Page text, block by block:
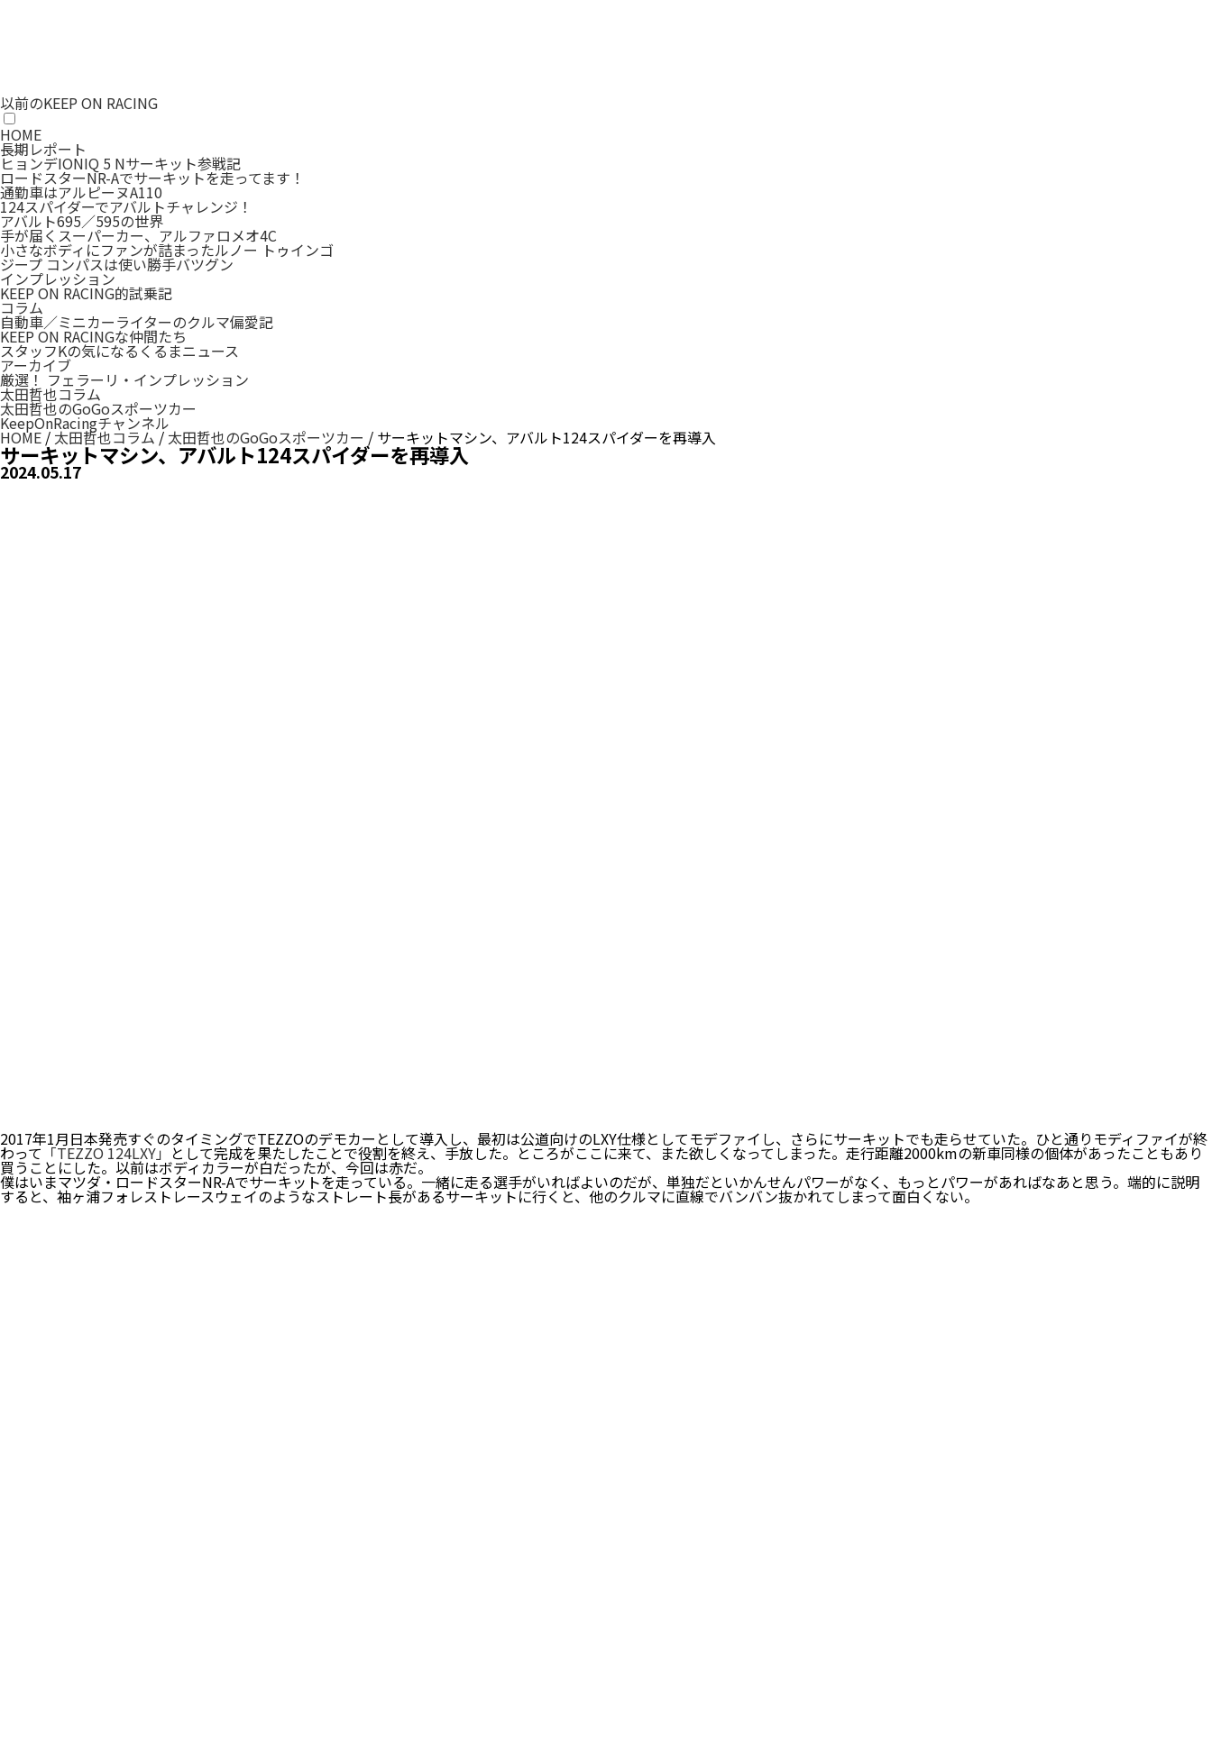
以前のKEEP ON RACING
HOME
長期レポート
ヒョンデIONIQ 5 Nサーキット参戦記
ロードスターNR-Aでサーキットを走ってます！
通勤車はアルピーヌA110
124スパイダーでアバルトチャレンジ！
アバルト695／595の世界
手が届くスーパーカー、アルファロメオ4C
小さなボディにファンが詰まったルノー トゥインゴ
ジープ コンパスは使い勝手バツグン
インプレッション
KEEP ON RACING的試乗記
コラム
自動車／ミニカーライターのクルマ偏愛記
KEEP ON RACINGな仲間たち
スタッフKの気になるくるまニュース
アーカイブ
厳選！ フェラーリ・インプレッション
太田哲也コラム
太田哲也のGoGoスポーツカー
KeepOnRacingチャンネル
HOME / 太田哲也コラム/ 太田哲也のGoGoスポーツカー / サーキットマシン、アバルト124スパイダーを再導入
サーキットマシン、アバルト124スパイダーを再導入
2024.05.17
2017年1月日本発売すぐのタイミングでTEZZOのデモカーとして導入し、最初は公道向けのLXY仕様としてモデファイし、さらにサーキットでも走らせていた。ひと通りモディファイが終
わって 「TEZZO 124LXY」 として完成を果たしたことで役割を終え、手放した。ところがここに来て、また欲しくなってしまった。走行距離2000kmの新車同様の個体があったこともあり
買うことにした。以前はボディカラーが白だったが、今回は赤だ。
僕はいまマツダ・ロードスターNR-Aでサーキットを走っている。一緒に走る選手がいればよいのだが、単独だといかんせんパワーがなく、もっとパワーがあればなあと思う。端的に説明
すると、袖ヶ浦フォレストレースウェイのようなストレート長があるサーキットに行くと、他のクルマに直線でバンバン抜かれてしまって面白くない。